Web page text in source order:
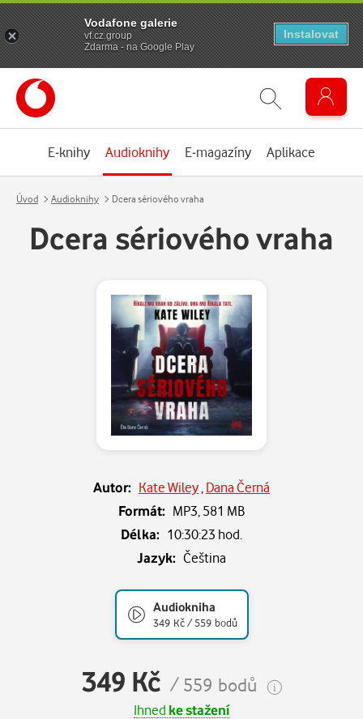
E-knihy Audioknihy E-magazíny Aplikace
Úvod Audioknihy Dcera sériového vraha
Dcera sériového vraha
Autor: Kate Wiley Dana Černá
Formát: MP3, 581 MB
Délka: 10:30:23 hod.
Jazyk: Čeština
Audiokniha
349 Kč / 559 bodů
349 Kč / 559 bodů
Ihned ke stažení
Vodafone galerie
vf.cz.group
Zdarma - na Google Play
Instalovat